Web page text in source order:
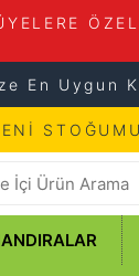
En Uygun